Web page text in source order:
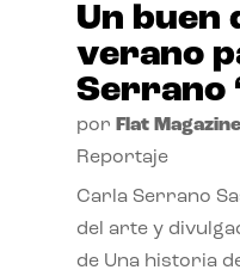
Un buen
verano
Serrano
por Flat Magazine
Reportaje
Carla Serrano
del arte y
de Una historia